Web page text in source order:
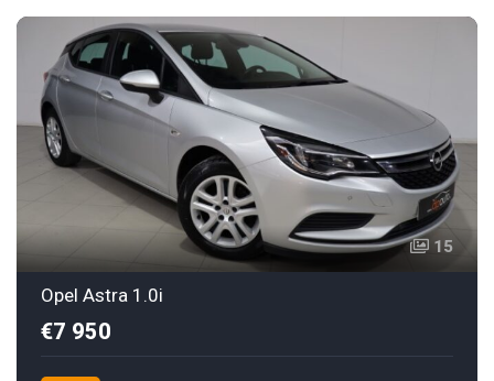
15
Opel Astra 1.0i
€7 950